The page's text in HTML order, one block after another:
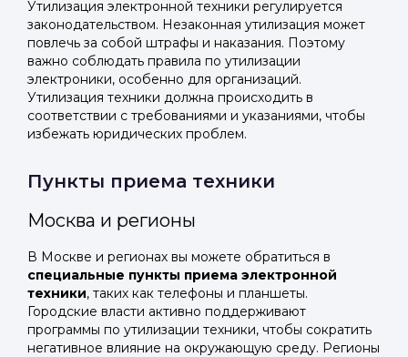
Утилизация электронной техники регулируется
законодательством. Незаконная утилизация может
повлечь за собой штрафы и наказания. Поэтому
важно соблюдать правила по утилизации
электроники, особенно для организаций.
Утилизация техники должна происходить в
соответствии с требованиями и указаниями, чтобы
избежать юридических проблем.
Пункты приема техники
Москва и регионы
В Москве и регионах вы можете обратиться в
специальные пункты приема электронной
техники, таких как телефоны и планшеты.
Городские власти активно поддерживают
программы по утилизации техники, чтобы сократить
негативное влияние на окружающую среду. Регионы